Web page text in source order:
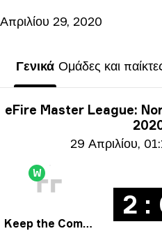
Απριλίου 29, 2020
Γενικά Ομάδες και
Πληροφορίες τουρνουά
eFire Master League:
29 Απριλίου,
W
Keep the Comms Up
2 :